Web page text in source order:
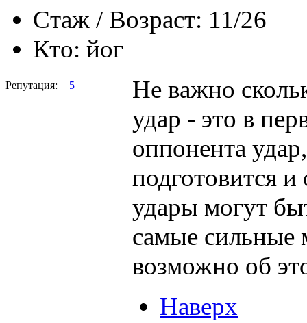
Стаж / Возраст: 11/26
Кто: йог
Репутация: 5
Не важно
удар - это в
оппонента
подготовится
удары могут
самые сильные
возможно об
Наверх